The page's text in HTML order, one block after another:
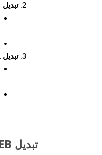
تبدیل WEB به HTML با WordsApi
تبدیل HTML به XML با CellsApi
تبدیل PDF WEB فایل‌ها به صورت آنلاین: روشی سریع و آسان